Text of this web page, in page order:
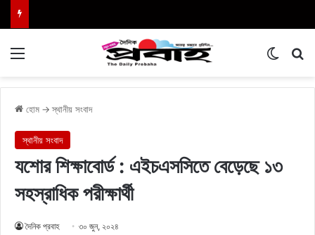
হোম → স্থানীয় সংবাদ
স্থানীয় সংবাদ
যশোর শিক্ষাবোর্ড : এইচএসসিতে বেড়েছে ১৩
সহস্রাধিক পরীক্ষার্থী
দৈনিক প্রবাহ ৩০ জুন, ২০২৪